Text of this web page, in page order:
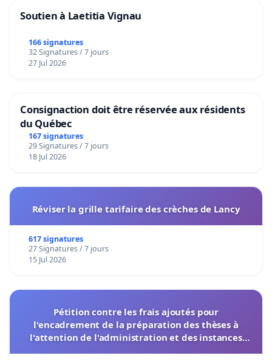
Soutien à Laetitia Vignau
166 signatures
32 Signatures / 7 jours
27 Jul 2026
Consignaction doit être réservée aux résidents
du Québec
167 signatures
29 Signatures / 7 jours
18 Jul 2026
Réviser la grille tarifaire des crèches de Lancy
617 signatures
27 Signatures / 7 jours
15 Jul 2026
Pétition contre les frais ajoutés pour
l'encadrement de la préparation des thèses à
l'attention de l'administration et des instances